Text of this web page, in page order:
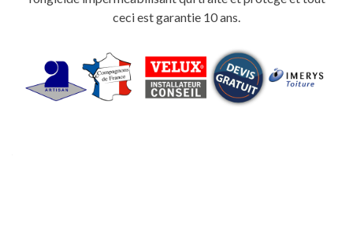
ceci est garantie 10 ans.